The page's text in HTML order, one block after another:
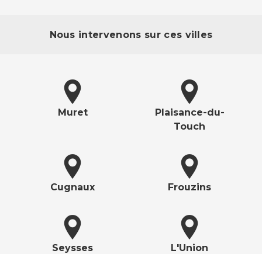
Nous intervenons sur ces villes
Muret
Plaisance-du-
Touch
Cugnaux Frouzins
Seysses L'Union